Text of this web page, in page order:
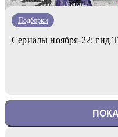
Подборки
Сериалы ноября-22: гид